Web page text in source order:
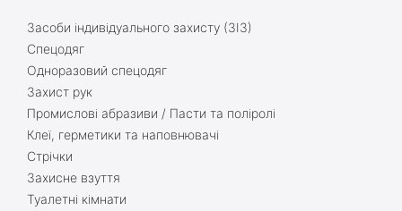
Засоби індивідуального захисту (ЗІЗ)
Спецодяг
Одноразовий спецодяг
Захист рук
Промислові абразиви / Пасти та поліролі
Клеї, герметики та наповнювачі
Стрічки
Захисне взуття
Туалетні кімнати